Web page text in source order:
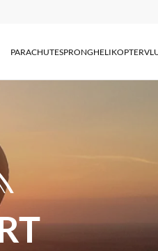
PARACHUTESPRONG